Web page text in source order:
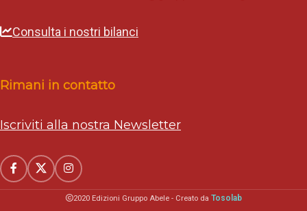
Consulta i nostri bilanci
Rimani in contatto
Iscriviti alla nostra Newsletter
2020 Edizioni Gruppo Abele - Creato da Tosolab